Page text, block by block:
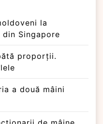
la
Singapore
proporții.
a două mâini